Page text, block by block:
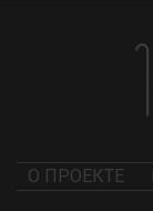
О ПРОЕКТЕ